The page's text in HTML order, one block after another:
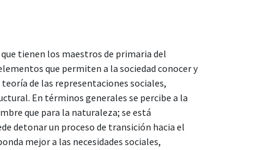
tienen los maestros de primaria del
que permiten a la sociedad conocer y
de las representaciones sociales,
En términos generales se percibe a la
que para la naturaleza; se está
detonar un proceso de transición hacia el
mejor a las necesidades sociales,